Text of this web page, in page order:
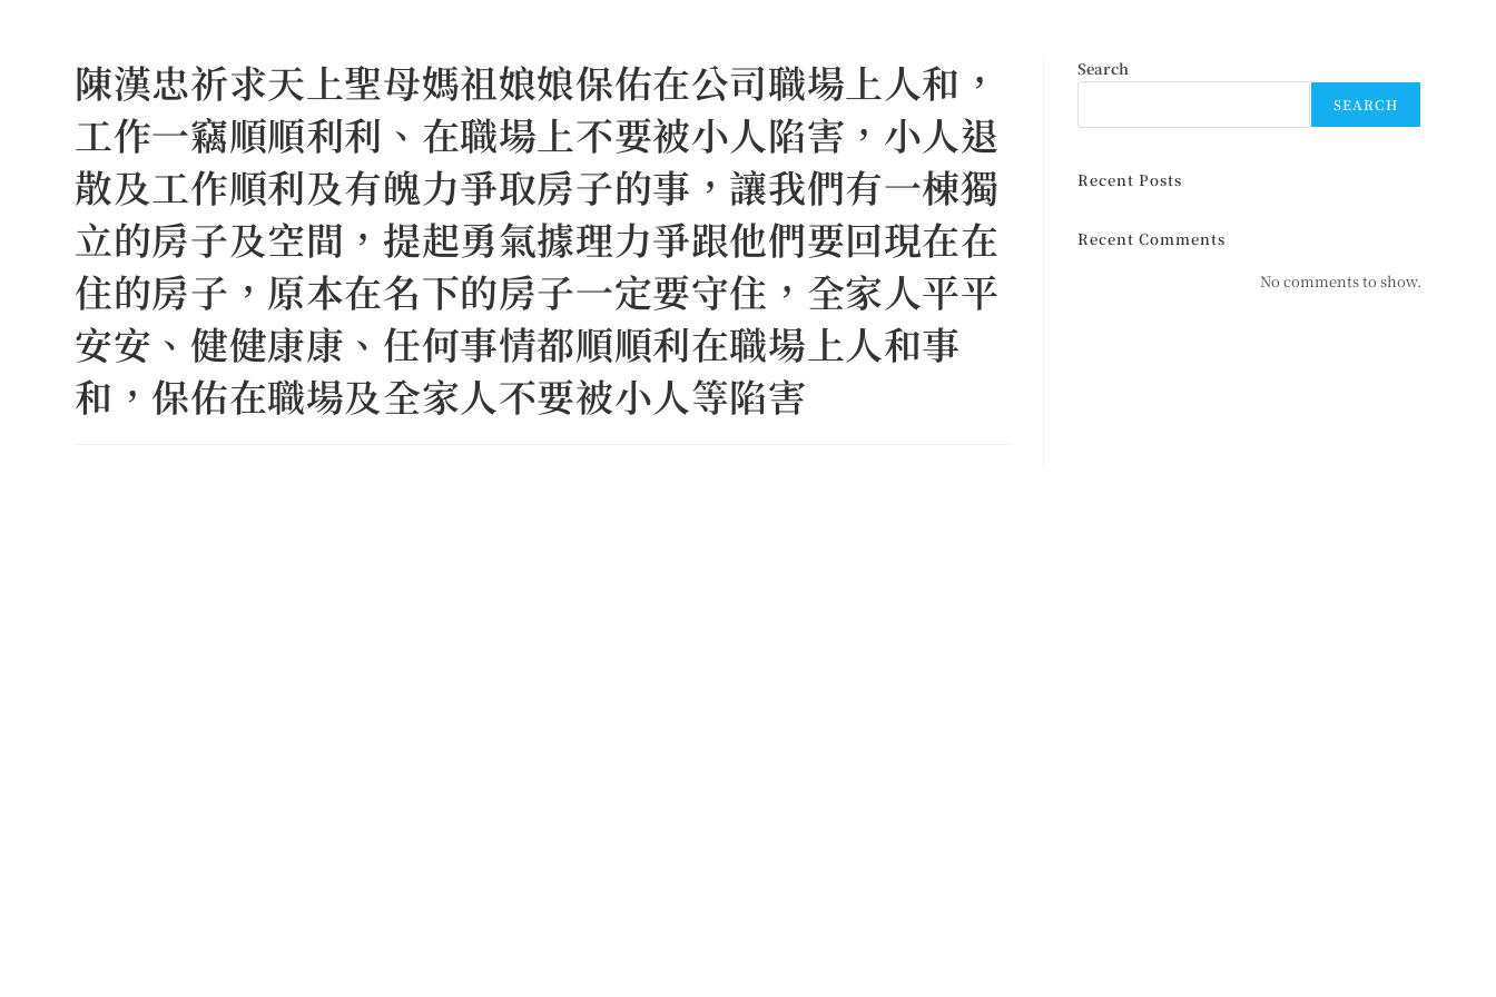
陳漢忠祈求天上聖母媽祖娘娘保佑在公司職場上人和，
工作一竊順順利利、在職場上不要被小人陷害，小人退
散及工作順利及有魄力爭取房子的事，讓我們有一棟獨
立的房子及空間，提起勇氣據理力爭跟他們要回現在在
住的房子，原本在名下的房子一定要守住，全家人平平
安安、健健康康、任何事情都順順利在職場上人和事
和，保佑在職場及全家人不要被小人等陷害
Search
SEARCH
Recent Posts
Recent Comments
No comments to show.